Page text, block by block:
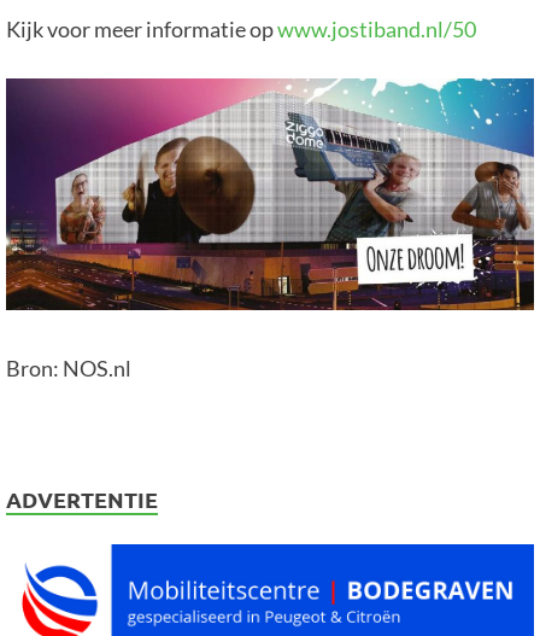
Kijk voor meer informatie opwww.jostiband.nl/50
Bron: NOS.nl
ADVERTENTIE